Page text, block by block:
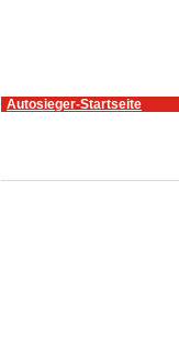
Autosieger-Startseite